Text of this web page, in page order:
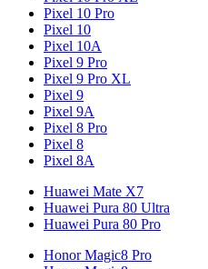
Pixel 10 Pro
Pixel 10
Pixel 10A
Pixel 9 Pro
Pixel 9 Pro XL
Pixel 9
Pixel 9A
Pixel 8 Pro
Pixel 8
Pixel 8A
Huawei Mate X7
Huawei Pura 80 Ultra
Huawei Pura 80 Pro
Honor Magic8 Pro